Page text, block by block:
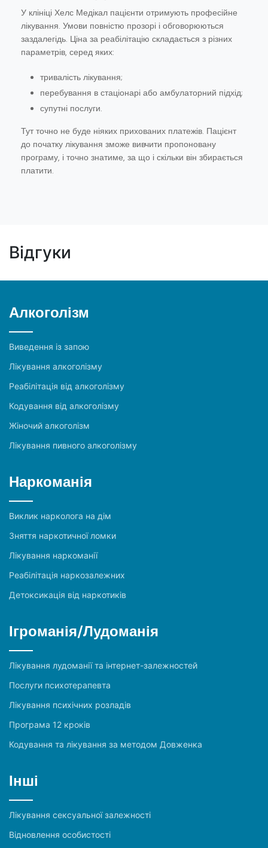
У клініці Хелс Медікал пацієнти отримують професійне
лікування. Умови повністю прозорі і обговорюються
заздалегідь. Ціна за реабілітацію складається з різних
параметрів, серед яких:
тривалість лікування;
перебування в стаціонарі або амбулаторний підхід;
супутні послуги.
Тут точно не буде ніяких прихованих платежів. Пацієнт
до початку лікування зможе вивчити пропоновану
програму, і точно знатиме, за що і скільки він збирається
платити.
Відгуки
Алкоголізм
Виведення із запою
Лікування алкоголізму
Реабілітація від алкоголізму
Кодування від алкоголізму
Жіночий алкоголізм
Лікування пивного алкоголізму
Наркоманія
Виклик нарколога на дім
Зняття наркотичної ломки
Лікування наркоманії
Реабілітація наркозалежних
Детоксикація від наркотиків
Ігроманія/Лудоманія
Лікування лудоманії та інтернет-залежностей
Послуги психотерапевта
Лікування психічних розладів
Програма 12 кроків
Кодування та лікування за методом Довженка
Інші
Лікування сексуальної залежності
Відновлення особистості